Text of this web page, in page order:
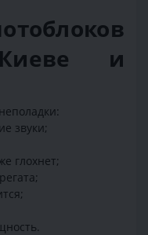
и
звуки;
глохнет;